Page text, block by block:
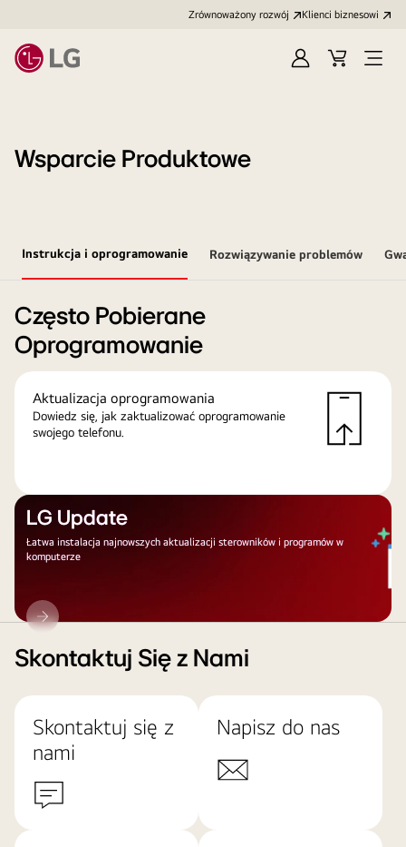
Zrównoważony rozwój Klienci biznesowi
ZalogujKoszyk
Wsparcie Produktowe
Instrukcja i oprogramowanie Rozwiązywanie problemów
Często Pobierane
Oprogramowanie
Aktualizacja oprogramowania
Dowiedz się, jak zaktualizować oprogramowanie
swojego telefonu.
LG Update
Łatwa instalacja najnowszych aktualizacji sterowników i programów w
komputerze
LG
Update
Skontaktuj Się z Nami
Skontaktuj się z
nami
Napisz do nas